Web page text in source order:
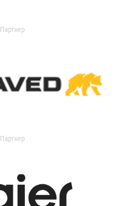
Партнер
Партнер